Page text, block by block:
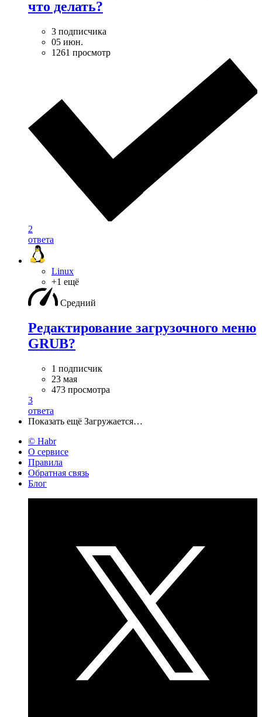
что делать?
3 подписчика
05 июн.
1261 просмотр
2
ответа
Linux
+1 ещё
Средний
Редактирование загрузочного меню
GRUB?
1 подписчик
23 мая
473 просмотра
3
ответа
Показать ещё Загружается…
© Habr
О сервисе
Правила
Обратная связь
Блог